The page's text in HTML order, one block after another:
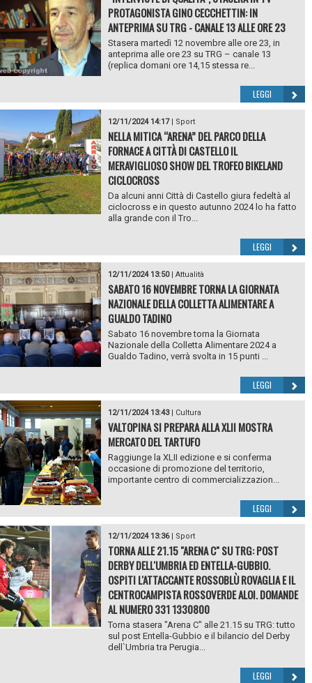
PROTAGONISTA GINO CECCHETTIN: IN
ANTEPRIMA SU TRG - CANALE 13 ALLE ORE 23
Stasera martedì 12 novembre alle ore 23, in
anteprima alle ore 23 su TRG – canale 13
(replica domani ore 14,15 stessa re...
LEGGI
12/11/2024 14:17| Sport
NELLA MITICA “ARENA” DEL PARCO DELLA
FORNACE A CITTÀ DI CASTELLO IL
MERAVIGLIOSO SHOW DEL TROFEO BIKELAND
CICLOCROSS
Da alcuni anni Città di Castello giura fedeltà al
ciclocross e in questo autunno 2024 lo ha fatto
alla grande con il Tro...
LEGGI
12/11/2024 13:50| Attualità
SABATO 16 NOVEMBRE TORNA LA GIORNATA
NAZIONALE DELLA COLLETTA ALIMENTARE A
GUALDO TADINO
Sabato 16 novembre torna la Giornata
Nazionale della Colletta Alimentare 2024 a
Gualdo Tadino, verrà svolta in 15 punti ...
LEGGI
12/11/2024 13:43| Cultura
VALTOPINA SI PREPARA ALLA XLII MOSTRA
MERCATO DEL TARTUFO
Raggiunge la XLII edizione e si conferma
occasione di promozione del territorio,
importante centro di commercializzazion...
LEGGI
12/11/2024 13:36| Sport
TORNA ALLE 21.15 "ARENA C" SU TRG: POST
DERBY DELL'UMBRIA ED ENTELLA-GUBBIO.
OSPITI L'ATTACCANTE ROSSOBLÙ ROVAGLIA E IL
CENTROCAMPISTA ROSSOVERDE ALOI. DOMANDE
AL NUMERO 331 1330800
Torna stasera "Arena C" alle 21.15 su TRG: tutto
sul post Entella-Gubbio e il bilancio del Derby
dell`Umbria tra Perugia...
LEGGI